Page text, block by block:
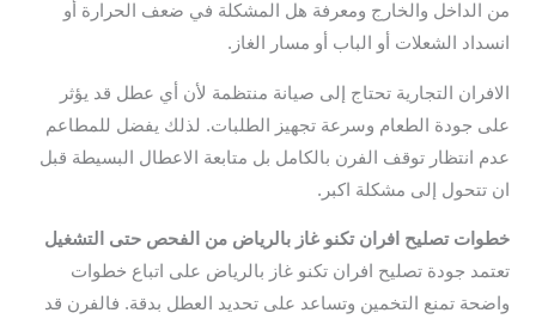
من الداخل والخارج ومعرفة هل المشكلة في ضعف الحرارة أو
انسداد الشعلات أو الباب أو مسار الغاز.
الافران التجارية تحتاج إلى صيانة منتظمة لأن أي عطل قد يؤثر
على جودة الطعام وسرعة تجهيز الطلبات. لذلك يفضل للمطاعم
عدم انتظار توقف الفرن بالكامل بل متابعة الاعطال البسيطة قبل
ان تتحول إلى مشكلة اكبر.
خطوات تصليح افران تكنو غاز بالرياض من الفحص حتى التشغيل
تعتمد جودة تصليح افران تكنو غاز بالرياض على اتباع خطوات
واضحة تمنع التخمين وتساعد على تحديد العطل بدقة. فالفرن قد